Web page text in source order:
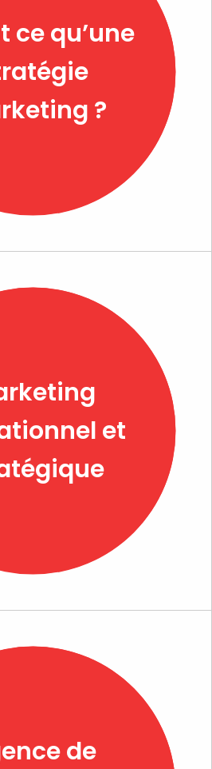
ce qu’une
?
et
de